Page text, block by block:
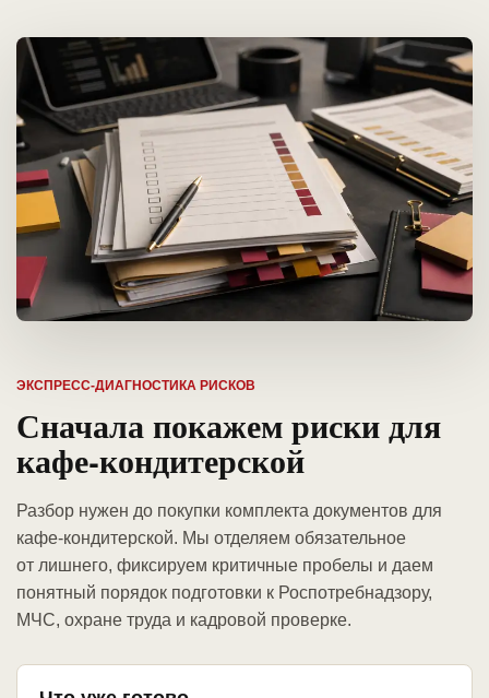
ЭКСПРЕСС-ДИАГНОСТИКА РИСКОВ
Сначала покажем риски для
кафе-кондитерской
Разбор нужен до покупки комплекта документов для
кафе-кондитерской. Мы отделяем обязательное
от лишнего, фиксируем критичные пробелы и даем
понятный порядок подготовки к Роспотребнадзору,
МЧС, охране труда и кадровой проверке.